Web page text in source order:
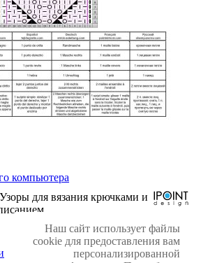
компьютера
для вязания крючками и
Наш сайт использует файлы
cookie для предоставления вам
персонализированной